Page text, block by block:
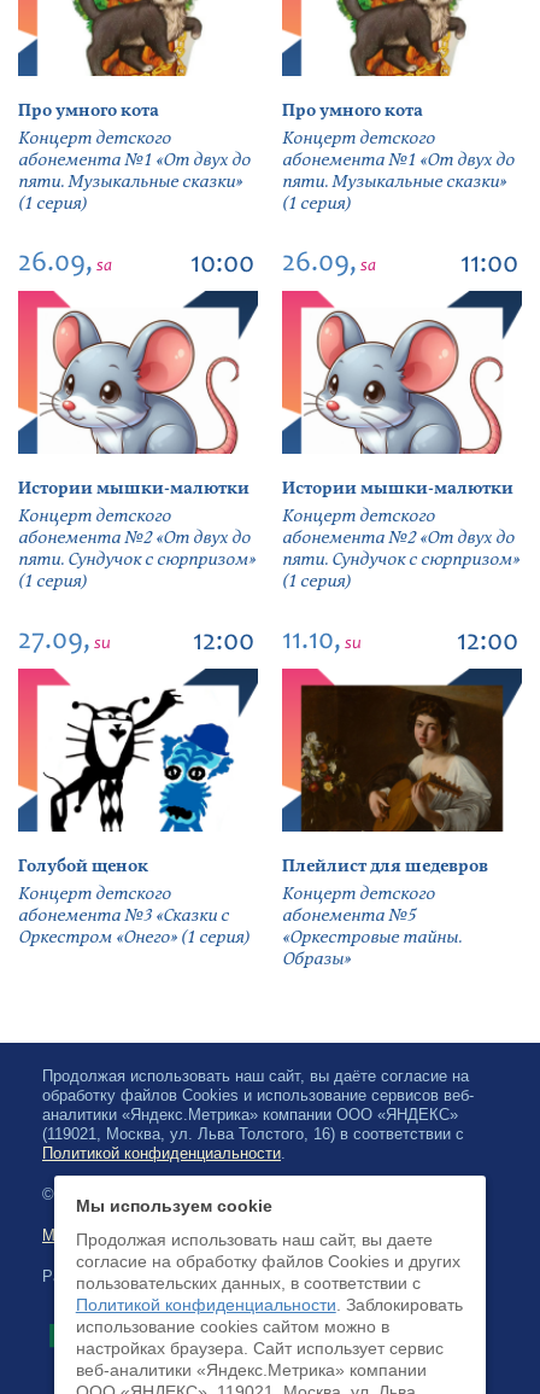
Про умного кота
Концерт детского
абонемента №1 «От двух до
пяти. Музыкальные сказки»
(1 серия)
Про умного кота
Концерт детского
абонемента №1 «От двух до
пяти. Музыкальные сказки»
(1 серия)
26.09, sa 10:00
Истории мышки-малютки
Концерт детского
абонемента №2 «От двух до
пяти. Сундучок с сюрпризом»
(1 серия)
26.09, sa 11:00
Истории мышки-малютки
Концерт детского
абонемента №2 «От двух до
пяти. Сундучок с сюрпризом»
(1 серия)
27.09, su 12:00
Голубой щенок
Концерт детского
абонемента №3 «Сказки с
Оркестром «Онего» (1 серия)
11.10, su 12:00
Плейлист для шедевров
Концерт детского
абонемента №5
«Оркестровые тайны.
Образы»
Продолжая использовать наш сайт, вы даёте согласие на
обработку файлов Cookies и использование сервисов веб-
аналитики «Яндекс.Метрика» компании ООО «ЯНДЕКС»
(119021, Москва, ул. Льва Толстого, 16) в соответствии с
Политикой конфиденциальности.
© 2026, Karelian State Philharmonic
Map of site
Payment by credit cards available
Мы используем cookie
Продолжая использовать наш сайт, вы даете
согласие на обработку файлов Cookies и других
пользовательских данных, в соответствии с
Политикой конфиденциальности . Заблокировать
использование cookies сайтом можно в
настройках браузера. Cайт использует сервис
веб-аналитики «Яндекс.Метрика» компании